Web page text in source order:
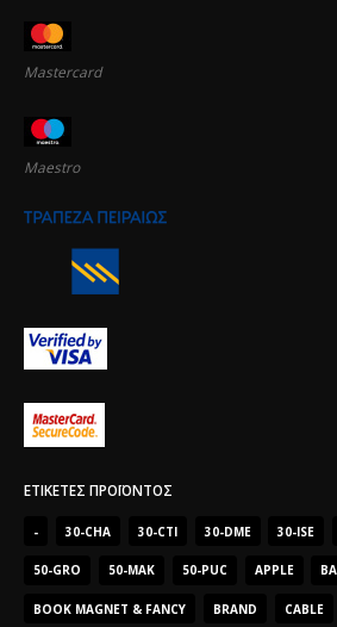
Mastercard
Maestro
ΕΤΙΚΈΤΕΣ ΠΡΟΪΌΝΤΟΣ
- 30-CHA 30-CTI 30-DME 30-ISE
50-GRO 50-MAK 50-PUC APPLE
BOOK MAGNET & FANCY BRAND CABLE